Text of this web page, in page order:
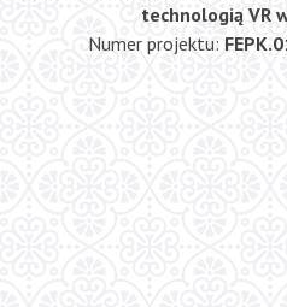
technologią VR
Numer projektu: